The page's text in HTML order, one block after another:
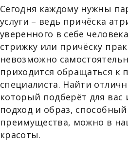
Сегодня каждому нужны
услуги – ведь причёска
уверенного в себе
стрижку или причёску
невозможно
приходится обращаться к
специалиста. Найти
который подберёт для
подход и образ,
преимущества, можно в
красоты.